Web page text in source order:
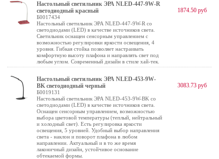
Настольный светильник ЭРА NLED-447-9W-R
светодиодный красный
Б0017434
Настольный светильник ЭРА NLED-447-9W-R со
светодиодами (LED) в качестве источников света.
Светильник оснащен сенсорным управлением с
возможностью регулировки яркости освещения, 4
уровня. Гибкая стойка позволяет настраивать
комфортную высоту плафона и направлять свет под
любым углом. Современный дизайн в стиле хай-тек.
1874.50 руб
Настольный светильник ЭРА NLED-453-9W-
BK светодиодный черный
Б0019131
Настольный светильник ЭРА NLED-453-9W-BK со
светодиодами (LED) в качестве источников света.
Оснащен сенсорным управлением, возможностью
выбора цветовой температуры (теплый, нейтральный
и холодный свет). Есть регулировка яркости
освещения, 5 уровней. Удобный выбор направления
света - наклон и поворот плафона в любом
направлении. Актуальный и в то же время
лаконичный дизайн, устойчивое основание
обтекаемой формы.
3083.73 руб